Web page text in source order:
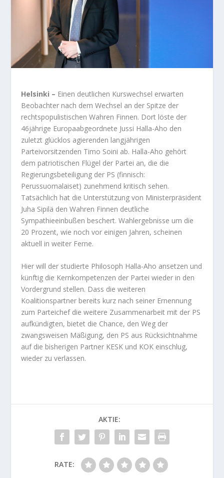
Helsinki – Einen deutlichen Kurswechsel erwarten
Beobachter nach dem Wechsel an der Spitze der
rechtspopulistischen Wahren Finnen. Dort löste der
46jährige Europaabgeordnete Jussi Halla-Aho den
zuletzt glücklos agierenden langjährigen
Parteivorsitzenden Timo Soini ab. Halla-Aho gehört
dem patriotischen Flügel der Partei an, die die
Regierungsbeteiligung der PS (finnisch:
Perussuomalaiset) zunehmend kritisch sehen.
Tatsächlich hat die Unterstützung von Ministerpräsident
Juha Sipilä den Wahren Finnen deutliche
Sympathieeinbußen beschert. Wahlergebnisse um die
20 Prozent, wie noch vor einigen Jahren, scheinen
aktuell in weiter Ferne.
Hier will der studierte Philosoph Halla-Aho ansetzen und
künftig die Kernkompetenzen der Partei wieder in den
Vordergrund stellen. Dass die weiteren
Koalitionspartner bereits kurz nach seiner Ernennung
zum Parteichef die weitere Zusammenarbeit mit der PS
aufkündigten, bietet die Chance, den Weg der
zwangsweisen Mäßigung, den PS aus Rücksichtnahme
auf die bisherigen Partner KESK und KOK einschlug,
wieder zu verlassen.
AKTIE:
RATE: